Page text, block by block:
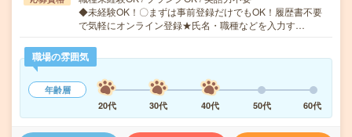
◆未経験OK！〇まずは事前登録だけでもOK！履歴書不要
で気軽にオンライン登録★氏名・職種などを入力す…
職場の雰囲気
年齢層
20代
30代 40代 50代 60代